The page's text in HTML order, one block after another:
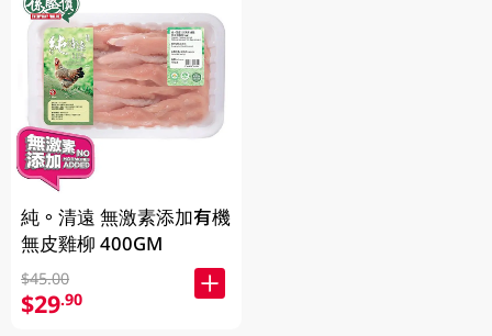
純。清遠 無激素添加有機
無皮雞柳 400GM
$45.00
$29.90